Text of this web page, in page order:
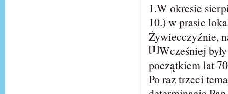
1.W okresie
10.) w prasie
Żywiecczyźnie,
[1]Wcześniej
początkiem lat
Po raz trzeci